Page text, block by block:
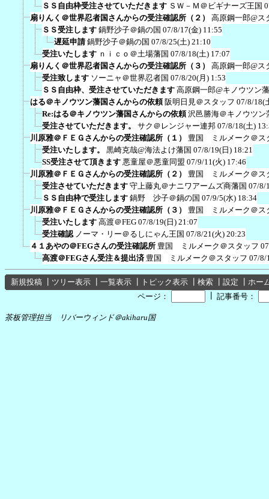
ＳＳ自由枠受注させていただきます ＳＷ－Ｍ＠ビギナーズ王国
扇りんく＠世界忍者国さんからの受注確認所（２）
高原鋼一郎@ス
ＳＳ受注します 鍋野沙子＠鍋の国 07/8/17(金) 11:55
遅延申請 鍋野沙子＠鍋の国 07/8/25(土) 21:10
受注いたします ｎｉｃｏ＠土場藩国 07/8/18(土) 17:07
扇りんく＠世界忍者国さんからの受注確認所（３）
高原鋼一郎@ス
受注致します ソーニャ＠世界忍者国 07/8/20(月) 1:53
ＳＳ自由枠、受注させていただきます 高原鋼一郎@キノウツン
はる＠キノウツン藩国さんからの依頼 阪明日見＠スタッフ 07/8/18(
Re:はる＠キノウツン藩国さんからの依頼 沢邑勝海＠キノウツン
受注させていただきます。
サク＠レンジャー連邦 07/8/18(土)
川原雅＠ＦＥＧさんからの受注確認所（１）
豊国 ミルメーク＠ス
受注いたします。
黒崎克哉@海法よけ藩国 07/8/19(日) 18:21
SS受注させて頂きます 悪童屋＠悪童同盟 07/9/11(火) 17:46
川原雅＠ＦＥＧさんからの受注確認所（２）
豊国 ミルメーク＠ス
受注させていただきます 守上藤丸＠ナニワアームズ商藩国 07/8/
ＳＳ自由枠で受注します 鍋野 沙子＠鍋の国 07/9/5(水) 18:34
川原雅＠ＦＥＧさんからの受注確認所（３）
豊国 ミルメーク＠ス
受注いたします 高渡＠FEG 07/8/19(日) 21:07
受注確認 ノーマ・リー＠るしにゃん王国 07/8/21(火) 20:23
４１あやの＠FEGさんの受注確認所 豊国 ミルメーク＠スタッフ
高渡＠FEGさん受注＆提出済 豊国 ミルメーク＠スタッフ 07/8/
新規投稿 ツリー表示 一覧表示 トピック表示 検索 設定
ホー
ページ：
記事番号：
茶板管理担当 リバーウィンド＠akiharu国